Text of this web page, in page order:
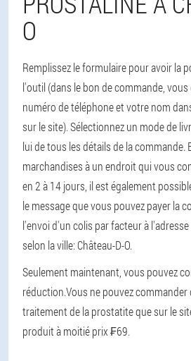
O
Remplissez le formulaire pour avoir la
l'outil (dans le bon de commande,
numéro de téléphone et votre nom
sur le site). Sélectionnez un mode de
lui de tous les détails de la commande.
marchandises à un endroit qui vous
en 2 à 14 jours, il est également
le message que vous pouvez payer la
l'envoi d'un colis par facteur à
selon la ville: Château-D-O.
Seulement maintenant, vous pouvez
réduction.Vous ne pouvez
traitement de la prostatite que sur le
produit à moitié prix ₣69.